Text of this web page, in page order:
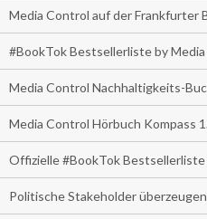
Media Control auf der Frankfurter
#BookTok Bestsellerliste by
Media Control Nachhaltigkeits-
Media Control Hörbuch Kompass
Offizielle #BookTok
Politische Stakeholder überzeugen